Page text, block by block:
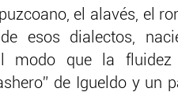
el alavés, el
esos dialectos,
modo que la
de Igueldo y un